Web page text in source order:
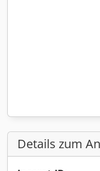
Details zum